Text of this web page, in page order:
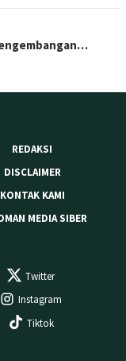
REDAKSI
DISCLAIMER
KONTAK KAMI
MEDIA SIBER
Twitter
Instagram
Tiktok